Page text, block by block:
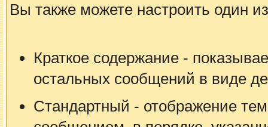
Вы также можете настроить один
Краткое содержание -
остальных сообщений в виде
Стандартный - отображение